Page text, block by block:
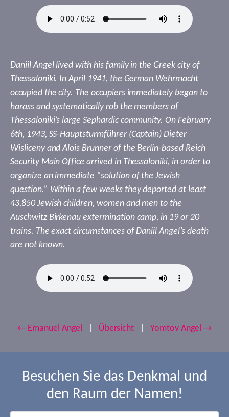
Daniil Angel lived with his family in the Greek city of
Thessaloniki. In April 1941, the German Wehrmacht
occupied the city. The occupiers immediately began to
harass and systematically rob the members of
Thessaloniki’s large Sephardic community. On February
6th, 1943, SS-Hauptsturmführer (Captain) Dieter
Wisliceny and Alois Brunner of the Berlin-based Reich
Security Main Office arrived in Thessaloniki, in order to
organize an immediate “solution of the Jewish
question.” Within a few weeks they deported at least
43,850 Jewish children, women and men to the
Auschwitz Birkenau extermination camp, in 19 or 20
trains. The exact circumstances of Daniil Angel’s death
are not known.
← Emanuel Angel Übersicht Yomtov Angel →
Besuchen Sie das Denkmal und
den Raum der Namen!